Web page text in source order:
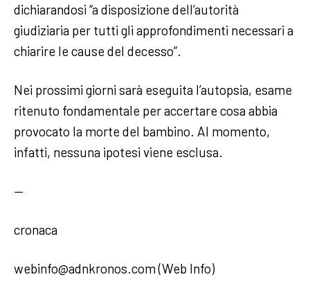
dichiarandosi “a disposizione dell’autorità
giudiziaria per tutti gli approfondimenti necessari a
chiarire le cause del decesso”.
Nei prossimi giorni sarà eseguita l’autopsia, esame
ritenuto fondamentale per accertare cosa abbia
provocato la morte del bambino. Al momento,
infatti, nessuna ipotesi viene esclusa.
—
cronaca
webinfo@adnkronos.com (Web Info)